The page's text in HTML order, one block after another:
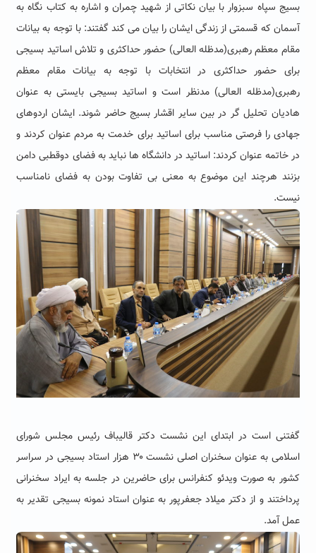
بسیج سپاه سبزوار با بیان نکاتی از شهید چمران و اشاره به کتاب نگاه به
آسمان که قسمتی از زندگی ایشان را بیان می کند گفتند: با توجه به بیانات
مقام معظم رهبری(مدظله العالی) حضور حداکثری و تلاش اساتید بسیجی
برای حضور حداکثری در انتخابات با توجه به بیانات مقام معظم
رهبری(مدظله العالی) مدنظر است و اساتید بسیجی بایستی به عنوان
هادیان تحلیل گر در بین سایر اقشار بسیج حاضر شوند. ایشان اردوهای
جهادی را فرصتی مناسب برای اساتید برای خدمت به مردم عنوان کردند و
در خاتمه عنوان کردند: اساتید در دانشگاه ها نباید به فضای دوقطبی دامن
بزنند هرچند این موضوع به معنی بی تفاوت بودن به فضای نامناسب
نیست.
گفتنی است در ابتدای این نشست دکتر قالیباف رئیس مجلس شورای
اسلامی به عنوان سخنران اصلی نشست ۳۰ هزار استاد بسیجی در سراسر
کشور به صورت ویدئو کنفرانس برای حاضرین در جلسه به ایراد سخنرانی
پرداختند و از دکتر میلاد جعفرپور به عنوان استاد نمونه بسیجی تقدیر به
عمل آمد.